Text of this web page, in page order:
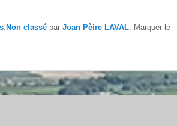
Non classé par Joan Pèire LAVAL . Marquer le